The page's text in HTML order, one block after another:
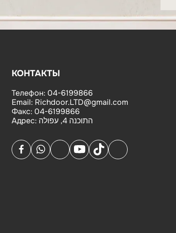
КОНТАКТЫ
Телефон: 04-6199866
Email: Richdoor.LTD@gmail.com
Факс: 04-6199866
Адрес:
התוכנה 4, עפולה